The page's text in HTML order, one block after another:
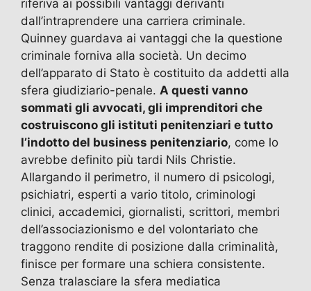
riferiva ai possibili vantaggi derivanti
dall’intraprendere una carriera criminale.
Quinney guardava ai vantaggi che la questione
criminale forniva alla società. Un decimo
dell’apparato di Stato è costituito da addetti alla
sfera giudiziario-penale. A questi vanno
sommati gli avvocati, gli imprenditori che
costruiscono gli istituti penitenziari e tutto
l’indotto del business penitenziario, come lo
avrebbe definito più tardi Nils Christie.
Allargando il perimetro, il numero di psicologi,
psichiatri, esperti a vario titolo, criminologi
clinici, accademici, giornalisti, scrittori, membri
dell’associazionismo e del volontariato che
traggono rendite di posizione dalla criminalità,
finisce per formare una schiera consistente.
Senza tralasciare la sfera mediatica